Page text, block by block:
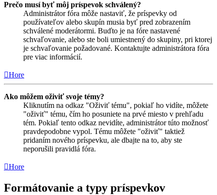
Prečo musí byť môj príspevok schválený?
Administrátor fóra môže nastaviť, že príspevky od
používateľov alebo skupín musia byť pred zobrazením
schválené moderátormi. Buďto je na fóre nastavené
schvaľovanie, alebo ste boli umiestnený do skupiny, pri ktorej
je schvaľovanie požadované. Kontaktujte administrátora fóra
pre viac informácií.
Hore
Ako môžem oživiť svoje témy?
Kliknutím na odkaz "Oživiť tému", pokiaľ ho vidíte, môžete
"oživiť" tému, čím ho posuniete na prvé miesto v prehľadu
tém. Pokiaľ tento odkaz nevidíte, administrátor túto možnosť
pravdepodobne vypol. Tému môžete "oživiť" taktiež
pridaním nového príspevku, ale dbajte na to, aby ste
neporušili pravidlá fóra.
Hore
Formátovanie a typy príspevkov